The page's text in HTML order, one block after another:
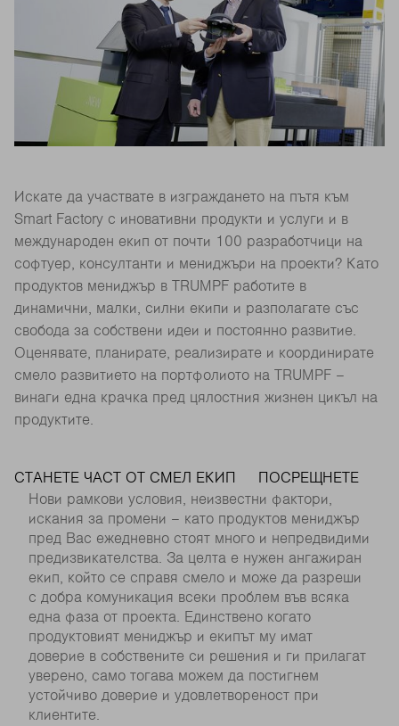
Искате да участвате в изграждането на пътя към
Smart Factory с иновативни продукти и услуги и в
международен екип от почти 100 разработчици на
софтуер, консултанти и мениджъри на проекти? Като
продуктов мениджър в TRUMPF работите в
динамични, малки, силни екипи и разполагате със
свобода за собствени идеи и постоянно развитие.
Оценявате, планирате, реализирате и координирате
смело развитието на портфолиото на TRUMPF –
винаги една крачка пред цялостния жизнен цикъл на
продуктите.
СТАНЕТЕ ЧАСТ ОТ СМЕЛ ЕКИП
Нови рамкови условия, неизвестни фактори,
искания за промени – като продуктов мениджър
пред Вас ежедневно стоят много и непредвидими
предизвикателства. За целта е нужен ангажиран
екип, който се справя смело и може да разреши
с добра комуникация всеки проблем във всяка
една фаза от проекта. Единствено когато
продуктовият мениджър и екипът му имат
доверие в собствените си решения и ги прилагат
уверено, само тогава можем да постигнем
устойчиво доверие и удовлетвореност при
клиентите.
ПОСРЕЩНЕТЕ